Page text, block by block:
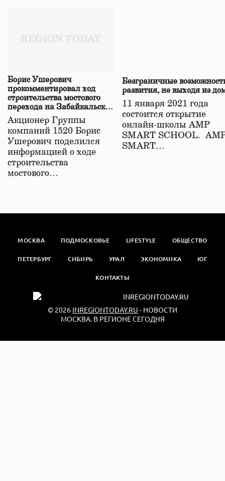
Борис Ушерович
прокомментировал ход
строительства мостового
перехода на Забайкальской
железной дороге
Акционер Группы
компаний 1520 Борис
Ушерович поделился
информацией о ходе
строительства
мостового…
Безграничные
развития, не выходя из
11 января 2021 года
состоится открытие
онлайн-школы АМР
SMART SCHOOL.
SMART…
МОСКВА ПОДМОСКОВЬЕ LIFESTYLE ОБЩЕСТВО
ПЕТЕРБУРГ СИБИРЬ УРАЛ ЭКОНОМИКА ЮГ
КОНТАКТЫ
© 2026 INREGIONTODAY.RU - НОВОСТИ
МОСКВА. В РЕГИОНЕ СЕГОДНЯ